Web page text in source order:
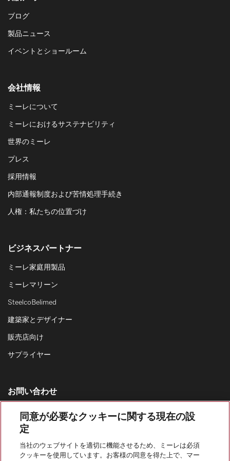
ブログ
製品ニュース
イベントとショールーム
会社情報
ミーレについて
ミーレにおけるサステナビリティ
世界のミーレ
プレス
採用情報
内部通報制度および苦情処理手続き
人権：私たちの位置づけ
ビジネスパートナー
ミーレ家庭用製品
ミーレマリーン
SteelcoBelimed
建築家とデザイナー
販売店向け
サプライヤー
お問い合わせ
お問い合わせ一覧
家庭用製品の営業窓口
カスタマーサービス
同意が必要なクッキーに関する現在の設
定
当社のウェブサイトを適切に機能させるため、ミーレは必須
クッキーを使用しています。お客様の同意を得た上で、マー